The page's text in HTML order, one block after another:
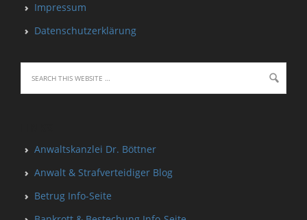
Impressum
Datenschutzerklärung
Anwaltskanzlei Dr. Böttner
Anwalt & Strafverteidiger Blog
Betrug Info-Seite